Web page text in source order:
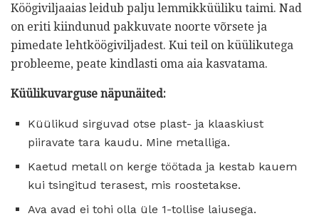
Köögiviljaaias leidub palju lemmikküüliku taimi. Nad
on eriti kiindunud pakkuvate noorte võrsete ja
pimedate lehtköögiviljadest. Kui teil on küülikutega
probleeme, peate kindlasti oma aia kasvatama.
Küülikuvarguse näpunäited:
Küülikud sirguvad otse plast- ja klaaskiust
piiravate tara kaudu. Mine metalliga.
Kaetud metall on kerge töötada ja kestab kauem
kui tsingitud terasest, mis roostetakse.
Ava avad ei tohi olla üle 1-tollise laiusega.